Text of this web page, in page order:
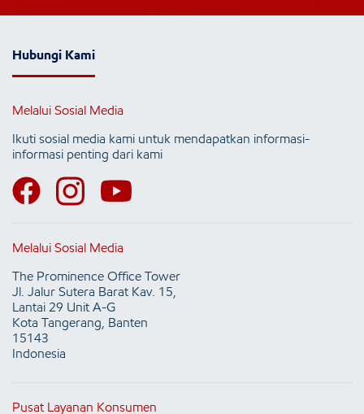
Hubungi Kami
Melalui Sosial Media
Ikuti sosial media kami untuk mendapatkan informasi-
informasi penting dari kami
Melalui Sosial Media
The Prominence Office Tower
Jl. Jalur Sutera Barat Kav. 15,
Lantai 29 Unit A-G
Kota Tangerang, Banten
15143
Indonesia
Pusat Layanan Konsumen